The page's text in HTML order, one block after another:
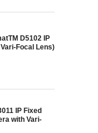
D5102 IP
Focal Lens)
IP Fixed
with Vari-